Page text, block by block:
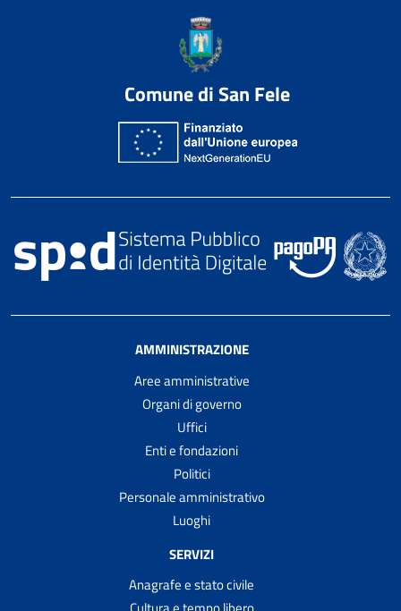
Comune di San Fele
AMMINISTRAZIONE
Aree amministrative
Organi di governo
Uffici
Enti e fondazioni
Politici
Personale amministrativo
Luoghi
SERVIZI
Anagrafe e stato civile